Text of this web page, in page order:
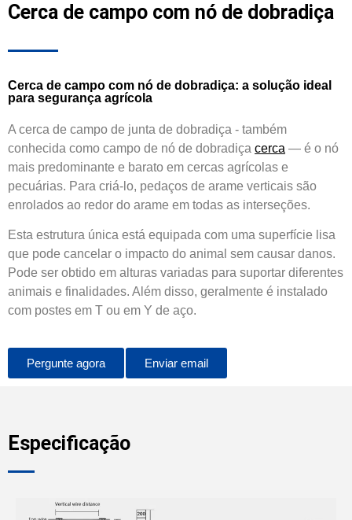
Cerca de campo com nó de dobradiça
Cerca de campo com nó de dobradiça: a solução ideal
para segurança agrícola
A cerca de campo de junta de dobradiça - também
conhecida como campo de nó de dobradiça cerca — é o nó
mais predominante e barato em cercas agrícolas e
pecuárias. Para criá-lo, pedaços de arame verticais são
enrolados ao redor do arame em todas as interseções.
Esta estrutura única está equipada com uma superfície lisa
que pode cancelar o impacto do animal sem causar danos.
Pode ser obtido em alturas variadas para suportar diferentes
animais e finalidades. Além disso, geralmente é instalado
com postes em T ou em Y de aço.
Pergunte agora Enviar email
Especificação